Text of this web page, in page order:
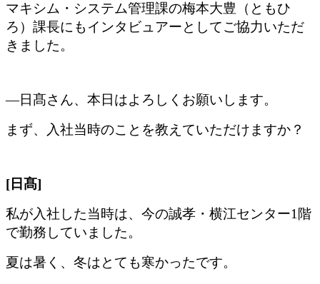
マキシム・システム管理課の梅本大豊（ともひ
ろ）課長にもインタビュアーとしてご協力いただ
きました。
―日髙さん、本日はよろしくお願いします。
まず、入社当時のことを教えていただけますか？
[日髙]
私が入社した当時は、今の誠孝・横江センター1階
で勤務していました。
夏は暑く、冬はとても寒かったです。